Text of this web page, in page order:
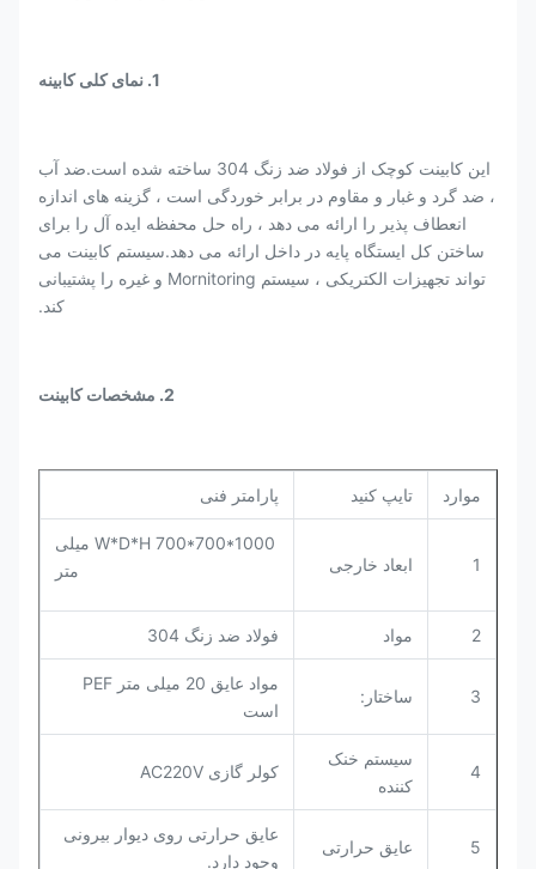
1. نمای کلی کابینه
این کابینت کوچک از فولاد ضد زنگ 304 ساخته شده است.ضد آب
، ضد گرد و غبار و مقاوم در برابر خوردگی است ، گزینه های اندازه
انعطاف پذیر را ارائه می دهد ، راه حل محفظه ایده آل را برای
ساختن کل ایستگاه پایه در داخل ارائه می دهد.سیستم کابینت می
تواند تجهیزات الکتریکی ، سیستم Mornitoring و غیره را پشتیبانی
کند.
2. مشخصات کابینت
موارد تایپ کنید پارامتر فنی
1 ابعاد خارجی
W*D*H 700*700*1000 میلی
متر
2 مواد فولاد ضد زنگ 304
3 ساختار:
مواد عایق 20 میلی متر PEF
است
4
سیستم خنک
کننده
کولر گازی AC220V
5 عایق حرارتی
عایق حرارتی روی دیوار بیرونی
وجود دارد.